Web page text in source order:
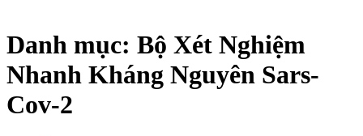
Danh mục: Bộ Xét Nghiệm
Nhanh Kháng Nguyên Sars-
Cov-2